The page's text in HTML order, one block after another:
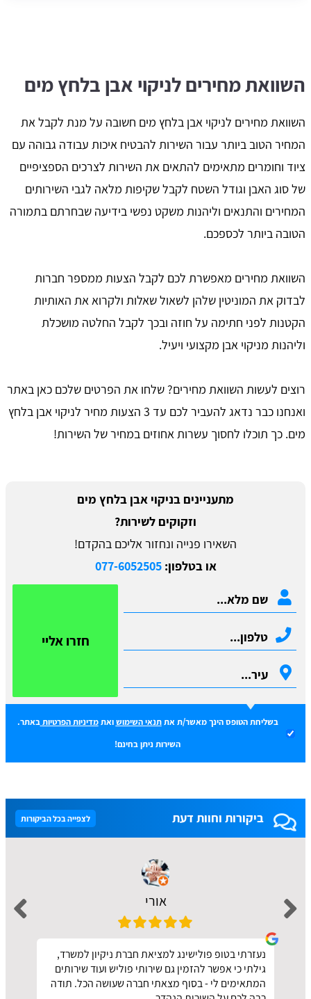
השוואת מחירים לניקוי אבן בלחץ מים
השוואת מחירים לניקוי אבן בלחץ מים חשובה על מנת לקבל את
המחיר הטוב ביותר עבור השירות להבטיח איכות עבודה גבוהה עם
ציוד וחומרים מתאימים להתאים את השירות לצרכים הספציפיים
של סוג האבן וגודל השטח לקבל שקיפות מלאה לגבי השירותים
המחירים והתנאים וליהנות משקט נפשי בידיעה שבחרתם בתמורה
הטובה ביותר לכספכם.
השוואת מחירים מאפשרת לכם לקבל הצעות ממספר חברות
לבדוק את המוניטין שלהן לשאול שאלות ולקרוא את האותיות
הקטנות לפני חתימה על חוזה ובכך לקבל החלטה מושכלת
וליהנות מניקוי אבן מקצועי ויעיל.
רוצים לעשות השוואת מחירים? שלחו את הפרטים שלכם כאן באתר
ואנחנו כבר נדאג להעביר לכם עד 3 הצעות מחיר לניקוי אבן בלחץ
מים. כך תוכלו לחסוך עשרות אחוזים במחיר של השירות!
מתעניינים בניקוי אבן בלחץ מים
וזקוקים לשירות?
השאירו פנייה ונחזור אליכם בהקדם!
או בטלפון:077-6052505
חזרו אליי
בשליחת הטופס הינך מאשר/ת אתתנאי השימושואתמדיניות הפרטיות באתר.
השירות ניתן בחינם!
ביקורות וחוות דעת לצפייה בכל הביקורות
אורי
נעזרתי בטופ פולישינג למציאת חברת ניקיון למשרד,
גילתי כי אפשר להזמין גם שירותי פוליש ועוד שירותים
המתאימים לי - בסוף מצאתי חברה שעושה הכל. תודה